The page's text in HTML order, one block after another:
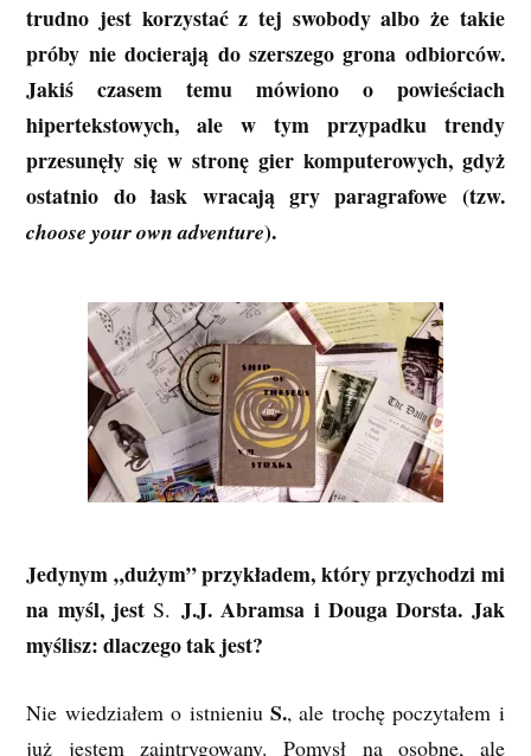
trudno jest korzystać z tej swobody albo że takie
próby nie docierają do szerszego grona odbiorców.
Jakiś czasem temu mówiono o powieściach
hipertekstowych, ale w tym przypadku trendy
przesunęły się w stronę gier komputerowych, gdyż
ostatnio do łask wracają gry paragrafowe (tzw.
choose your own adventure).
Jedynym „dużym” przykładem, który przychodzi mi
na myśl, jestS. J.J. Abramsa i Douga Dorsta. Jak
myślisz: dlaczego tak jest?
Nie wiedziałem o istnieniu S., ale trochę poczytałem i
już jestem zaintrygowany. Pomysł na osobne, ale